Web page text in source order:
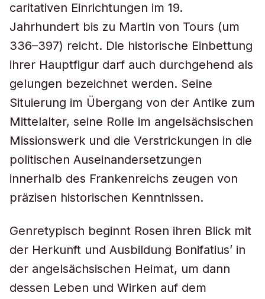
caritativen Einrichtungen im 19.
Jahrhundert bis zu Martin von Tours (um
336–397) reicht. Die historische Einbettung
ihrer Hauptfigur darf auch durchgehend als
gelungen bezeichnet werden. Seine
Situierung im Übergang von der Antike zum
Mittelalter, seine Rolle im angelsächsischen
Missionswerk und die Verstrickungen in die
politischen Auseinandersetzungen
innerhalb des Frankenreichs zeugen von
präzisen historischen Kenntnissen.
Genretypisch beginnt Rosen ihren Blick mit
der Herkunft und Ausbildung Bonifatius’ in
der angelsächsischen Heimat, um dann
dessen Leben und Wirken auf dem